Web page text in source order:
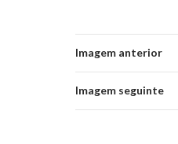
Imagem anterior
Imagem seguinte